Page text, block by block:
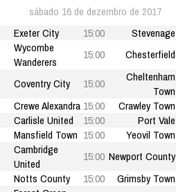
sábado 16 de dezembro de 2017
Exeter City
15:00
Stevenage
Wycombe
Wanderers
15:00
Chesterfield
Coventry City
15:00
Cheltenham
Town
Crewe Alexandra 15:00
Crawley Town
Carlisle United
15:00
Port Vale
Mansfield Town 15:00
Yeovil Town
Cambridge
United
15:00 Newport County
Notts County
15:00
Grimsby Town